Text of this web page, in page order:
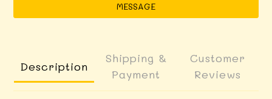
MESSAGE
Description
Shipping &
Payment
Customer
Reviews